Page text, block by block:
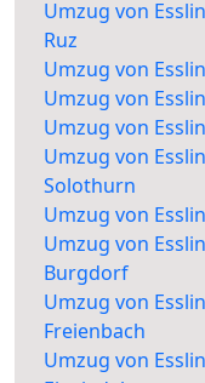
Umzug von
Ruz
Umzug von
Umzug von
Umzug von
Umzug von
Solothurn
Umzug von
Umzug von
Burgdorf
Umzug von
Freienbach
Umzug von